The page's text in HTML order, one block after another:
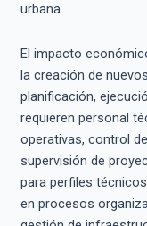
urbana.
El impacto
la creación de
planificación,
requieren personal
operativas, control
supervisión de
para perfiles
en procesos